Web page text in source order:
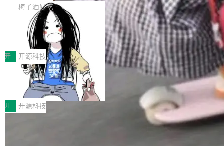
续增长的AI成本该如何优化。 深信服AI算力网关
正是围绕这些实际问题，从Token治理和成本治
理两个方面，让用户的每一份算力都看得清、管
得住、用得稳、省得下、更安全！ 一、从现在开
始，Token使用一目...
wat（Google 员工编号 23，Jeff Dean 二十多
年的编程搭档，MapReduce 和 Bigtable 的共同
作者）、Quoc Le（Google 大脑核心成员，Se
q2Seq 和 DocAI 的共同发明人）以及 Oriol Vin
yals（Gemini 联合负责人，AlphaSta...
把「看得清、用母语、记得住」三件事一次补
齐。 SolonCode 是什么 SolonCode 是杭州无
耳科技研发的企业级终端编码智能体——一位全
中文驱动的数字员工，自主理解需求、规划步
骤、编写代码。不挑模型、不挑平台，curl 一行
装完即用。 开源地址：Gitee · GitCode · GitHu
b 安装 支持 Java 8+（8~26）、macOS / Linu
x / Windows / Harmony PC。 # macOS / Linu
x / Harmony PC curl -fsSL https://solon.noea
r.org/solon...
梅子酒好吃
让“代码语义理解”深度释放AI Coding
价值潜能：华为云码道（CodeArts）
代码仓技术解析
一、代码仓深度理解技术的作用与价值 在软件工
程实践中，代码仓是企业核心知识资产的主要载
体。企业级代码仓库通常包含数十万乃至数百万
个文件，其规模远超单次模型调用可承载的上下
文窗口。随着项目规模的持续扩张与代码历史的
不断累积，代码仓中的模块关系、接口契约、业
务逻辑等关键信息往往分散于数十乃至数百个文
件之中，形成高度复杂的知识关联网络。传统的
开 开源科技
让“代码语义理解”深度释放AI Coding
价值潜能：华为云码道（CodeArts）
代码仓技术解析
一、代码仓深度理解技术的作用与价值 在软件工
程实践中，代码仓是企业核心知识资产的主要载
体。企业级代码仓库通常包含数十万乃至数百万
开 开源科技